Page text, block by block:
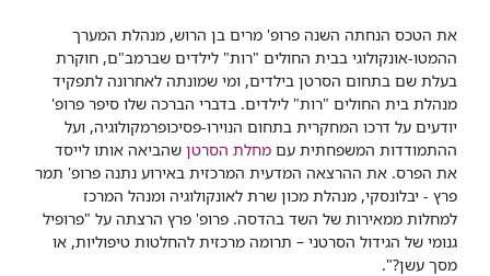
את הטכס הנחתה השנה פרופ' מרים בן הרוש, מנהלת המערך
ההמטו-אונקולוגי בבית החולים "רות" לילדים שברמב"ם, חוקרת
בעלת שם בתחום הסרטן בילדים, ומי שמונתה לאחרונה לתפקיד
מנהלת בית החולים "רות" לילדים. בדברי הברכה שלו סיפר פרופ'
יודעים על דרכו המחקרית בתחום הנוירו-פסיכופרמקולוגיה, ועל
ההתמודדות המשפחתית עם מחלת הסרטן שהביאה אותו לייסד
את הפרס. את ההרצאה המדעית המרכזית באירוע נתנה פרופ' תמר
פרץ - יבלונסקי, מנהלת מכון שרת לאונקולוגיה ומנהל המרכז
למחלות ממאירות של השד בהדסה. פרופ' פרץ הרצתה על "פרופיל
גנומי של הגידול הסרטני – תרומה מרכזית להחלטות טיפוליות, או
מסך עשן?".